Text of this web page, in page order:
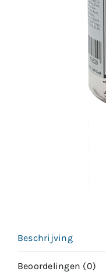
Beschrijving
Beoordelingen (0)